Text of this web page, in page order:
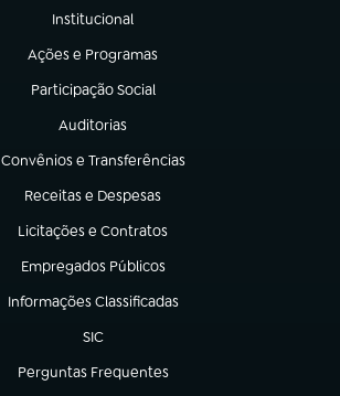
Institucional
(abre em nova aba)
Ações e Programas
(abre em nova aba)
Participação Social
(abre em nova aba)
Auditorias
(abre em nova aba)
Convênios e Transferências
(abre em nova aba)
Receitas e Despesas
(abre em nova aba)
Licitações e Contratos
(abre em nova aba)
Empregados Públicos
(abre em nova aba)
Informações Classificadas
(abre em nova aba)
SIC
(abre em nova aba)
Perguntas Frequentes
(abre em nova aba)